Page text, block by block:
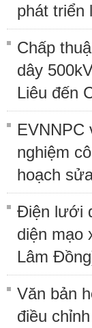
phát triển
Chấp
dây
Liêu đến
EVNNPC
nghiệm
hoạch
Điện lưới
diện mạo
Lâm
Văn bản
điều